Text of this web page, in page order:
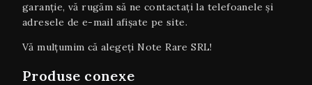
garanţie, vă rugăm să ne contactați la telefoanele și
adresele de e-mail afișate pe site.
Vă mulțumim că alegeți Note Rare SRL!
Produse conexe